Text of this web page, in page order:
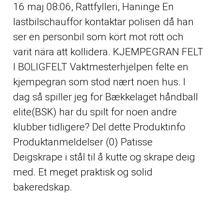
16 maj 08:06, Rattfylleri, Haninge En
lastbilschaufför kontaktar polisen då han
ser en personbil som kört mot rött och
varit nära att kollidera. KJEMPEGRAN FELT
I BOLIGFELT Vaktmesterhjelpen felte en
kjempegran som stod nært noen hus. I
dag så spiller jeg for Bækkelaget håndball
elite(BSK) har du spilt for noen andre
klubber tidligere? Del dette Produktinfo
Produktanmeldelser (0) Patisse
Deigskrape i stål til å kutte og skrape deig
med. Et meget praktisk og solid
bakeredskap.